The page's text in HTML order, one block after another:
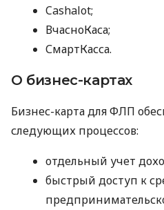
Cashalot;
ВчасноКаса;
СмартКасса.
О бизнес-картах
Бизнес-карта для ФЛП
следующих процессов:
отдельный учет
быстрый доступ к